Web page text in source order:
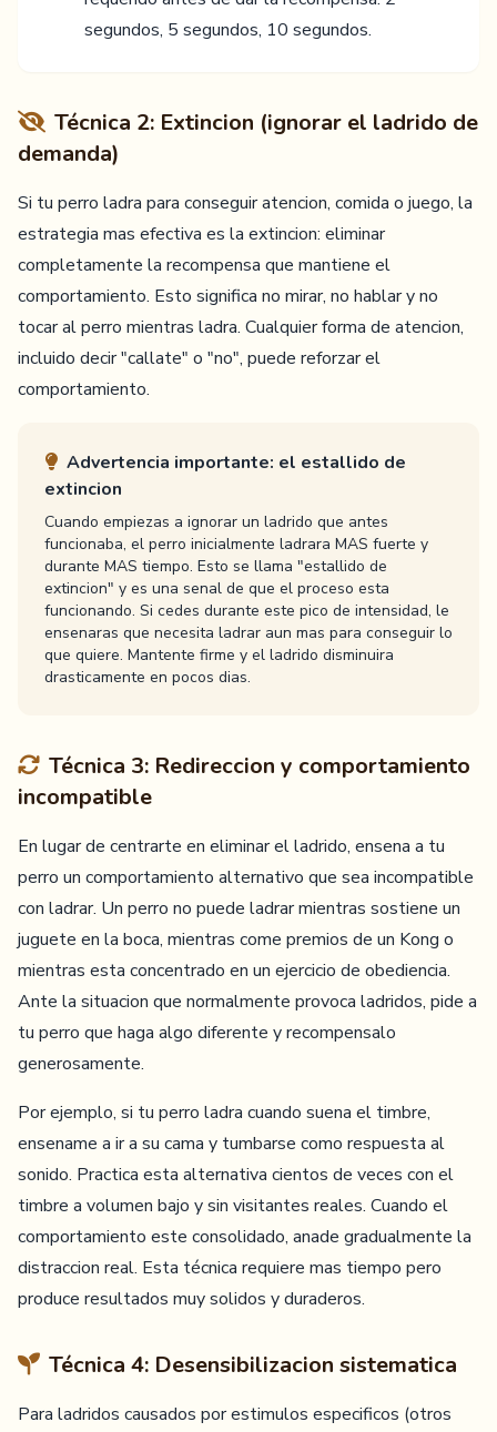
segundos, 5 segundos, 10 segundos.
Técnica 2: Extincion (ignorar el ladrido de
demanda)
Si tu perro ladra para conseguir atencion, comida o juego, la
estrategia mas efectiva es la extincion: eliminar
completamente la recompensa que mantiene el
comportamiento. Esto significa no mirar, no hablar y no
tocar al perro mientras ladra. Cualquier forma de atencion,
incluido decir "callate" o "no", puede reforzar el
comportamiento.
Advertencia importante: el estallido de
extincion
Cuando empiezas a ignorar un ladrido que antes
funcionaba, el perro inicialmente ladrara MAS fuerte y
durante MAS tiempo. Esto se llama "estallido de
extincion" y es una senal de que el proceso esta
funcionando. Si cedes durante este pico de intensidad, le
ensenaras que necesita ladrar aun mas para conseguir lo
que quiere. Mantente firme y el ladrido disminuira
drasticamente en pocos dias.
Técnica 3: Redireccion y comportamiento
incompatible
En lugar de centrarte en eliminar el ladrido, ensena a tu
perro un comportamiento alternativo que sea incompatible
con ladrar. Un perro no puede ladrar mientras sostiene un
juguete en la boca, mientras come premios de un Kong o
mientras esta concentrado en un ejercicio de obediencia.
Ante la situacion que normalmente provoca ladridos, pide a
tu perro que haga algo diferente y recompensalo
generosamente.
Por ejemplo, si tu perro ladra cuando suena el timbre,
ensename a ir a su cama y tumbarse como respuesta al
sonido. Practica esta alternativa cientos de veces con el
timbre a volumen bajo y sin visitantes reales. Cuando el
comportamiento este consolidado, anade gradualmente la
distraccion real. Esta técnica requiere mas tiempo pero
produce resultados muy solidos y duraderos.
Técnica 4: Desensibilizacion sistematica
Para ladridos causados por estimulos especificos (otros